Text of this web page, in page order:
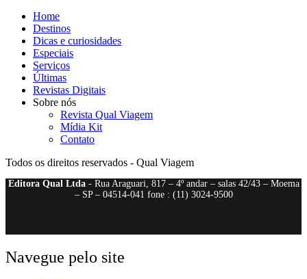
Home
Destinos
Dicas e curiosidades
Especiais
Serviços
Últimas
Revistas Digitais
Sobre nós
Revista Qual Viagem
Mídia Kit
Contato
Todos os direitos reservados - Qual Viagem
Editora Qual Ltda- Rua Araguari, 817 – 4º andar – salas 42/43 – Moema
– SP – 04514-041 fone : (11) 3024-9500
Navegue pelo site